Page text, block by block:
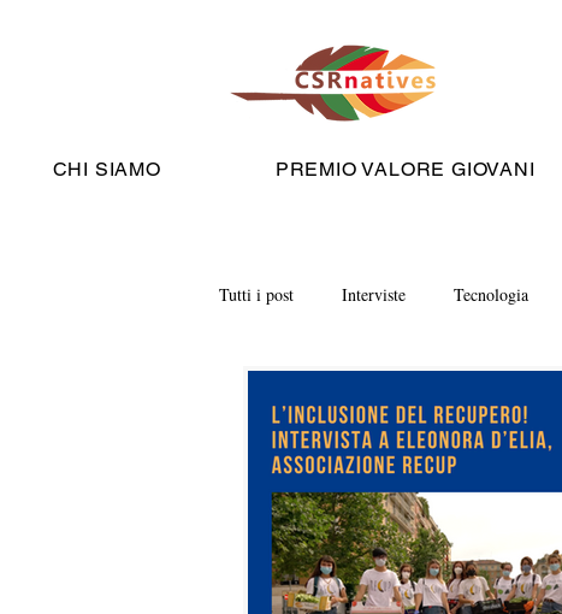
CHI SIAMO PREMIO VALORE GIOVANI
Tutti i post Interviste Tecnologia